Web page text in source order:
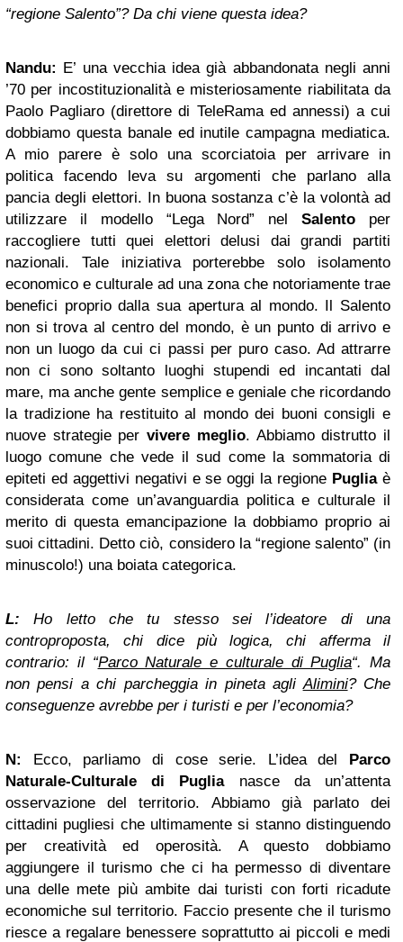
“regione Salento”? Da chi viene questa idea?
Nandu: E’ una vecchia idea già abbandonata negli anni
’70 per incostituzionalità e misteriosamente riabilitata da
Paolo Pagliaro (direttore di TeleRama ed annessi) a cui
dobbiamo questa banale ed inutile campagna mediatica.
A mio parere è solo una scorciatoia per arrivare in
politica facendo leva su argomenti che parlano alla
pancia degli elettori. In buona sostanza c’è la volontà ad
utilizzare il modello “Lega Nord” nelSalento per
raccogliere tutti quei elettori delusi dai grandi partiti
nazionali. Tale iniziativa porterebbe solo isolamento
economico e culturale ad una zona che notoriamente trae
benefici proprio dalla sua apertura al mondo. Il Salento
non si trova al centro del mondo, è un punto di arrivo e
non un luogo da cui ci passi per puro caso. Ad attrarre
non ci sono soltanto luoghi stupendi ed incantati dal
mare, ma anche gente semplice e geniale che ricordando
la tradizione ha restituito al mondo dei buoni consigli e
nuove strategie pervivere meglio. Abbiamo distrutto il
luogo comune che vede il sud come la sommatoria di
epiteti ed aggettivi negativi e se oggi la regione Pugliaè
considerata come un’avanguardia politica e culturale il
merito di questa emancipazione la dobbiamo proprio ai
suoi cittadini. Detto ciò, considero la “regione salento” (in
minuscolo!) una boiata categorica.
L: Ho letto che tu stesso sei l’ideatore di una
controproposta, chi dice più logica, chi afferma il
contrario: il “Parco Naturale e culturale di Puglia“. Ma
non pensi a chi parcheggia in pineta agliAlimini? Che
conseguenze avrebbe per i turisti e per l’economia?
N: Ecco, parliamo di cose serie. L’idea del Parco
Naturale-Culturale di Puglianasce da un’attenta
osservazione del territorio. Abbiamo già parlato dei
cittadini pugliesi che ultimamente si stanno distinguendo
per creatività ed operosità. A questo dobbiamo
aggiungere il turismo che ci ha permesso di diventare
una delle mete più ambite dai turisti con forti ricadute
economiche sul territorio. Faccio presente che il turismo
riesce a regalare benessere soprattutto ai piccoli e medi